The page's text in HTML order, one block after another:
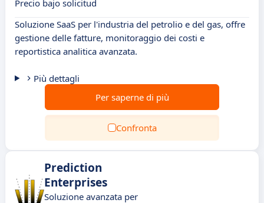
Precio bajo solicitud
Soluzione SaaS per l'industria del petrolio e del gas, offre
gestione delle fatture, monitoraggio dei costi e
reportistica analitica avanzata.
Più dettagli
Per saperne di più
Confronta
Prediction
Enterprises
Soluzione avanzata per